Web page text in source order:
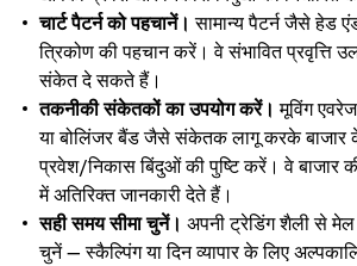
चार्ट पैटर्न को पहचानें। सामान्य पैटर्न जैसे हेड
त्रिकोण की पहचान करें। वे संभावित प्रवृत्ति
संकेत दे सकते हैं।
तकनीकी संकेतकों का उपयोग करें। मूविंग
या बोलिंजर बैंड जैसे संकेतक लागू करके बाजार
प्रवेश/निकास बिंदुओं की पुष्टि करें। वे बाजार
में अतिरिक्त जानकारी देते हैं।
सही समय सीमा चुनें। अपनी ट्रेडिंग शैली से मेल
चुनें — स्कैल्पिंग या दिन व्यापार के लिए